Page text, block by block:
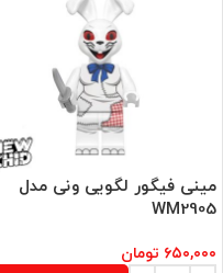
مینی فیگور لگویی ونی مدل
WM2905
۶۵۰,۰۰۰ تومان